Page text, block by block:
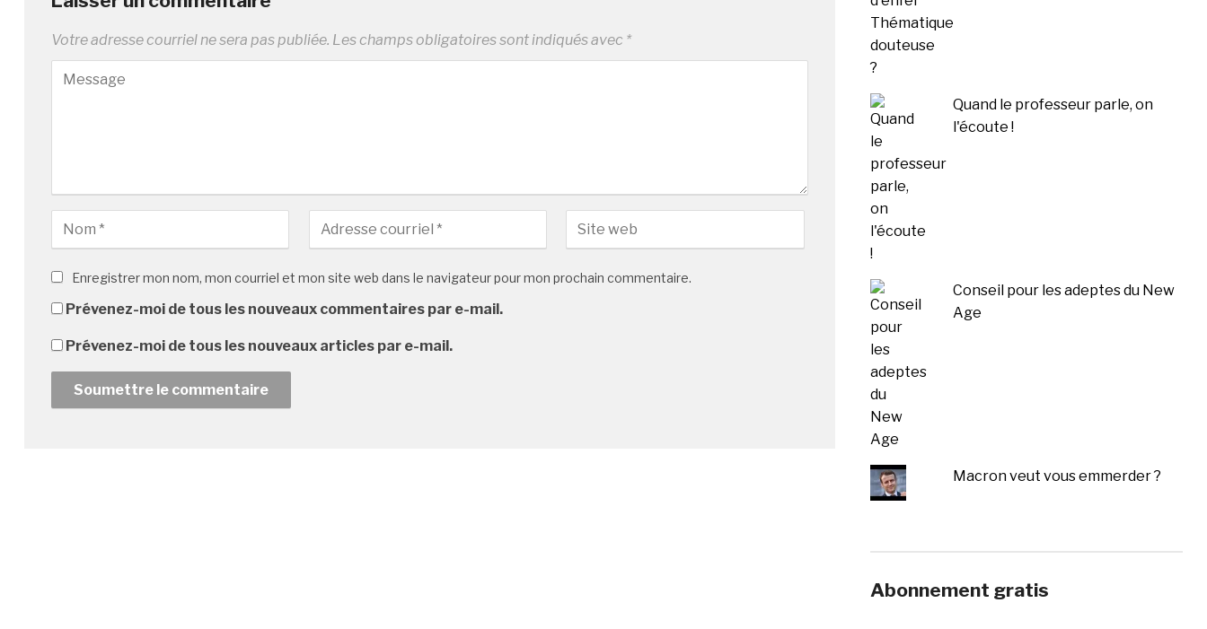
Votre adresse courriel ne sera pas publiée. Les champs obligatoires sont indiqués avec *
Enregistrer mon nom, mon courriel et mon site web dans le navigateur pour mon prochain commentaire.
Prévenez-moi de tous les nouveaux commentaires par e-mail.
Prévenez-moi de tous les nouveaux articles par e-mail.
Quand le professeur parle, on
l'écoute !
Conseil pour les adeptes du New
Age
Macron veut vous emmerder ?
Abonnement gratis